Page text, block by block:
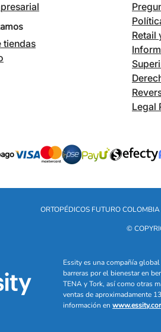
tiendas
Retail
Legal
ORTOPÉDICOS FUTURO
©
Essity es una compañía
barreras por el bienestar en
TENA y Tork, así como otras
ventas de aproximadamente
información en